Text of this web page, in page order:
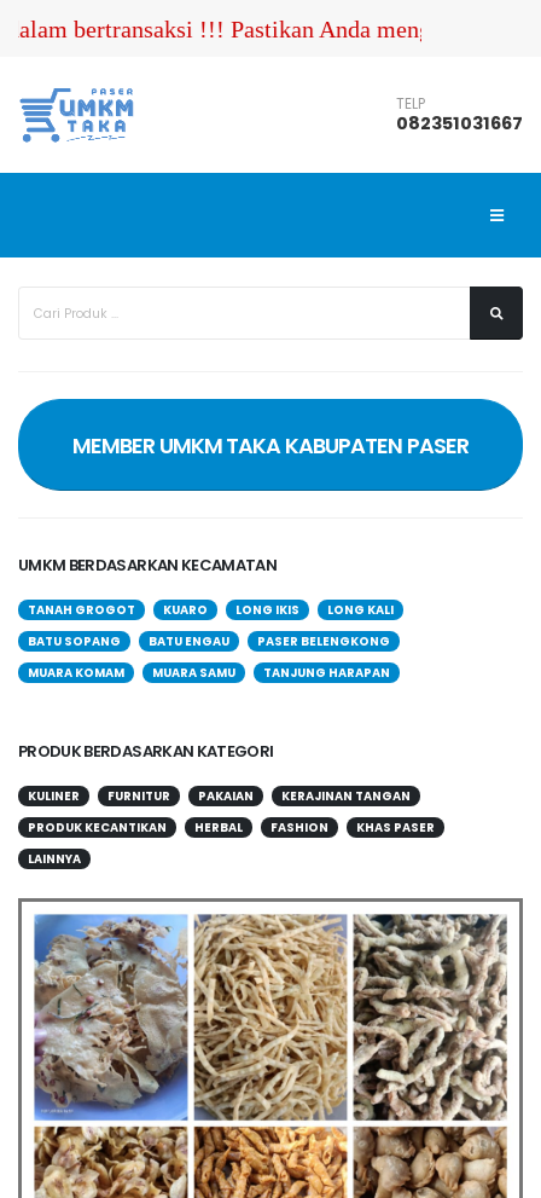
bertransaksi !!! Pastikan Anda menghubungi
TELP
082351031667
MEMBER UMKM TAKA KABUPATEN PASER
UMKM BERDASARKAN KECAMATAN
TANAH GROGOT KUARO LONG IKIS
LONG KALI
BATU SOPANG
BATU ENGAU
PASER BELENGKONG
MUARA KOMAM
MUARA SAMU TANJUNG HARAPAN
PRODUK BERDASARKAN KATEGORI
KULINER FURNITUR PAKAIAN
KERAJINAN TANGAN
PRODUK KECANTIKAN
HERBAL FASHION
KHAS PASER
LAINNYA